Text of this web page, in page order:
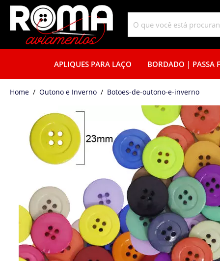
APLIQUES PARA LAÇO BORDADO | PASSA
home Outono e Inverno botoes-de-outono-e-inverno